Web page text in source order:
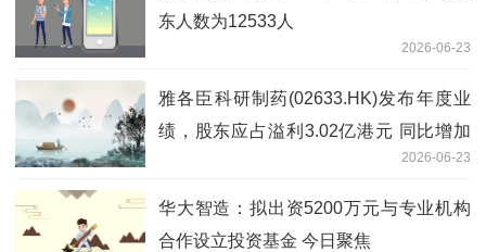
东人数为12533人
2026-06-23
雅各臣科研制药(02633.HK)发布年度业
绩，股东应占溢利3.02亿港元 同比增加
2026-06-23
华大智造：拟出资5200万元与专业机构
合作设立投资基金 今日聚焦